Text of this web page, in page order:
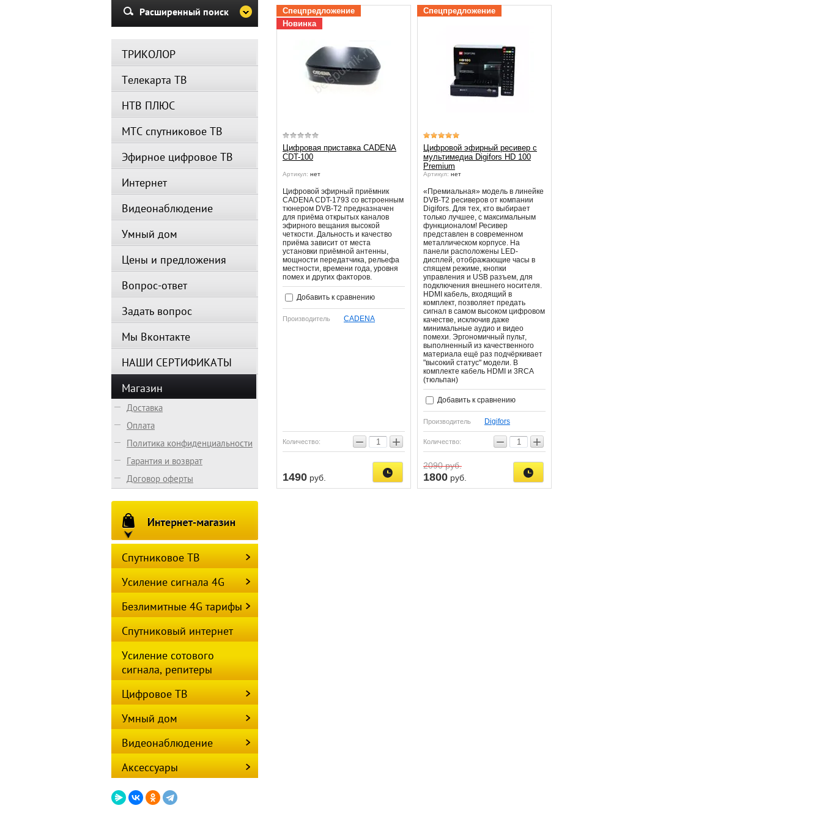
Убедительная просьба в указанный
период не производить поиск
каналов и не перезагружать
Вещание телеканалов и доступность
сервисов возобновится
автоматически по завершении
профилактических работ.
рекомендует подождать, вещание
может восстановится автоматически.
Спецпредложение
Новинка
Цифровая приставка CADENA
CDT-100
Артикул: нет
Цифровой эфирный приёмник
CADENA CDT-1793 со встроенным
тюнером DVB-T2 предназначен
для приёма открытых каналов
эфирного вещания высокой
четкости. Дальность и качество
приёма зависит от места
установки приёмной антенны,
мощности передатчика, рельефа
местности, времени года, уровня
помех и других факторов.
Добавить к сравнению
Производитель CADENA
Количество: − +
1490 руб.
Спецпредложение
Цифровой эфирный ресивер с
мультимедиа Digifors HD 100
Premium
Артикул: нет
«Премиальная» модель в линейке
DVB-T2 ресиверов от компании
Digifors. Для тех, кто выбирает
только лучшее, с максимальным
функционалом! Ресивер
представлен в современном
металлическом корпусе. На
панели расположены LED-
дисплей, отображающие часы в
спящем режиме, кнопки
управления и USB разъем, для
подключения внешнего носителя.
HDMI кабель, входящий в
комплект, позволяет предать
сигнал в самом высоком цифровом
качестве, исключив даже
минимальные аудио и видео
помехи. Эргономичный пульт,
выполненный из качественного
материала ещё раз подчёркивает
"высокий статус" модели. В
комплекте кабель HDMI и 3RCA
(тюльпан)
Добавить к сравнению
Производитель Digifors
Количество: − +
2090руб.
1800 руб.
Расширенный поиск
ТРИКОЛОР
Телекарта ТВ
НТВ ПЛЮС
МТС спутниковое ТВ
Эфирное цифровое ТВ
Интернет
Видеонаблюдение
Умный дом
Цены и предложения
Вопрос-ответ
Задать вопрос
Мы Вконтакте
НАШИ СЕРТИФИКАТЫ
Магазин
Доставка
Оплата
Политика конфиденциальности
Гарантия и возврат
Договор оферты
Спутниковое ТВ
Усиление сигнала 4G
Безлимитные 4G тарифы
Спутниковый интернет
Усиление сотового
сигнала, репитеры
Цифровое ТВ
Умный дом
Видеонаблюдение
Аксессуары